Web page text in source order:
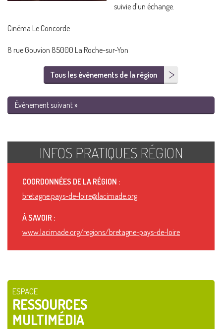
suivie d’un échange.
Cinéma Le Concorde
8 rue Gouvion 85000 La Roche-sur-Yon
Tous les événements de la région
Événement suivant »
INFOS PRATIQUES RÉGION
COORDONNÉES DE LA RÉGION :
bretagne.pays-de-loire@lacimade.org
À SAVOIR :
www.lacimade.org/regions/bretagne-pays-de-loire
ESPACE
RESSOURCES
MULTIMÉDIA